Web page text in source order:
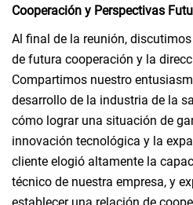
Cooperación y Perspectivas
Al final de la reunión,
de futura cooperación y la
Compartimos nuestro
desarrollo de la industria de la
cómo lograr una situación de
innovación tecnológica y la
cliente elogió altamente la
técnico de nuestra empresa, y